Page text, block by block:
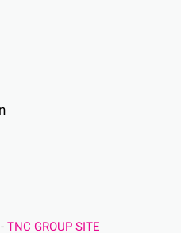
-TNC GROUP SITE